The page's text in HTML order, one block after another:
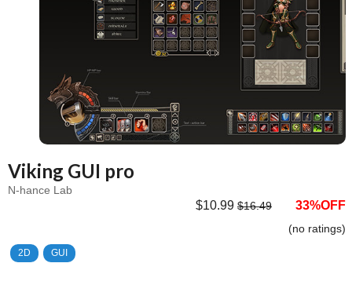
Viking GUI pro
N-hance Lab
$10.99 $16.49 33%OFF
(no ratings)
2D GUI